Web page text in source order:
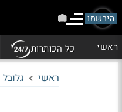
הירשמו
ראשי כל הכותרות
ראשי גלובל